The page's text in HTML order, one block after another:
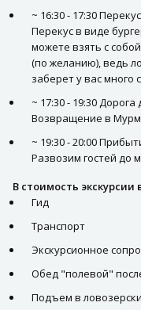
~ 16:30 - 17:30
Перекус в виде
можете взять с
(по желанию), ведь
заберет у вас много
~ 17:30 - 19:30 Дорога
Возвращение в
~ 19:30 - 20:00
Развозим гостей до
В стоимость
Гид
Транспорт
Экскурсионное
Обед "полевой"
Подъем в